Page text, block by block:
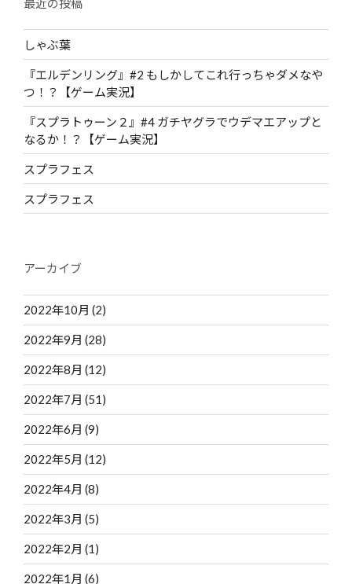
最近の投稿
しゃぶ葉
『エルデンリング』#2 もしかしてこれ行っちゃダメなや
つ！？【ゲーム実況】
『スプラトゥーン２』#4 ガチヤグラでウデマエアップと
なるか！？【ゲーム実況】
スプラフェス
スプラフェス
アーカイブ
2022年10月 (2)
2022年9月 (28)
2022年8月 (12)
2022年7月 (51)
2022年6月 (9)
2022年5月 (12)
2022年4月 (8)
2022年3月 (5)
2022年2月 (1)
2022年1月 (6)